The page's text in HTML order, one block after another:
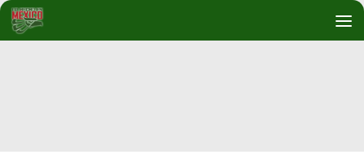
Debajo del contenido